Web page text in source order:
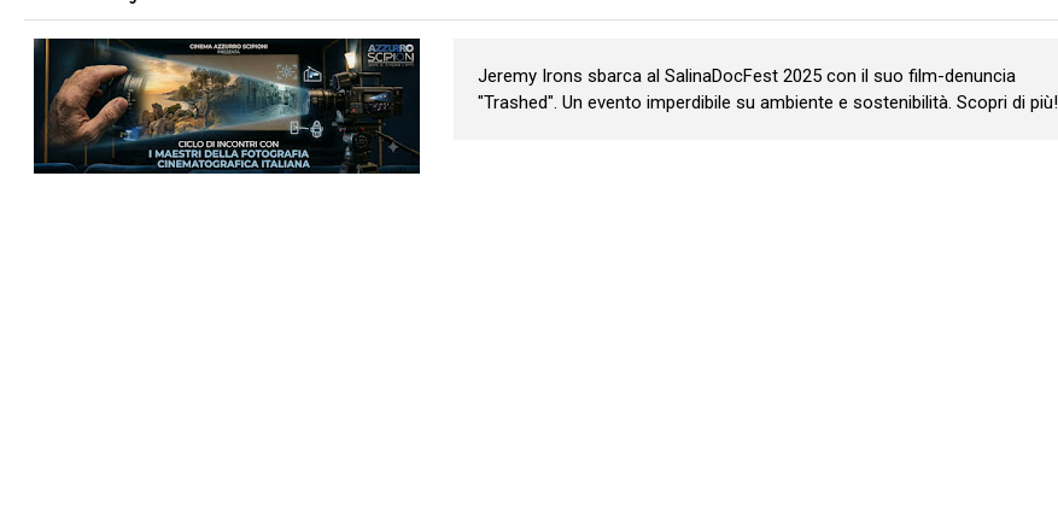
Jeremy Irons sbarca al SalinaDocFest 2025 con il suo film-denuncia
"Trashed". Un evento imperdibile su ambiente e sostenibilità. Scopri di più!